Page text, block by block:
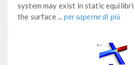
system may exist in static
the surface ...per saperne di più